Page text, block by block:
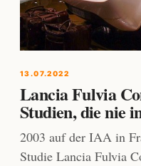
13.07.2022
Lancia Fulvia
Studien, die nie
2003 auf der IAA in
Studie Lancia Fulvia